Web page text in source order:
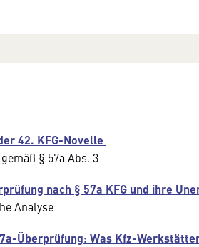
42. KFG-Novelle
§ 57a Abs. 3
nach § 57a KFG und ihre
Analyse
Überprüfung: Was Kfz-